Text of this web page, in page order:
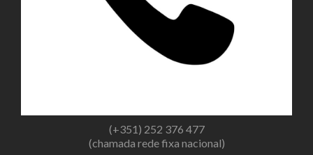
(+351) 252 376 477
(chamada rede fixa nacional)